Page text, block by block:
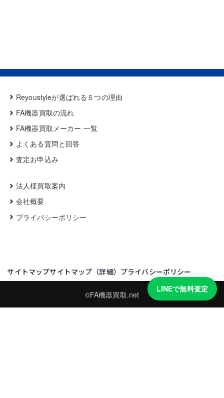
Reyoustyleが選ばれる５つの理由
FA機器買取の流れ
FA機器買取メーカー 一覧
よくある質問と回答
査定お申込み
法人様買取案内
会社概要
プライバシーポリシー
サイトマップサイトマップ（詳細） プライバシーポリシー
©FA機器買取.net
LINEで無料査定